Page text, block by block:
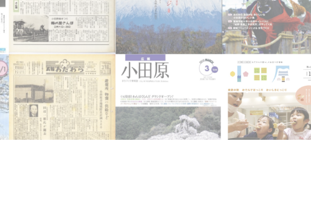
証明書がほしい
相談をしたい
支払いをしたい
働きたい環境部